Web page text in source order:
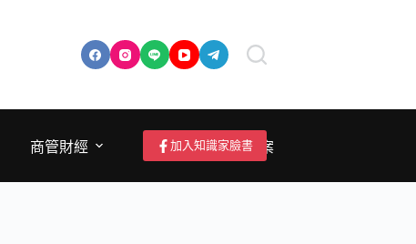
商管財經 成為作者/投稿/提案
加入知識家臉書